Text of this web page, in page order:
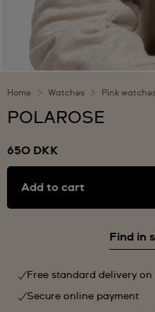
Home Watches Pink
POLAROSE
650 DKK
Add to cart
Find in
Free standard delivery
Secure online payment